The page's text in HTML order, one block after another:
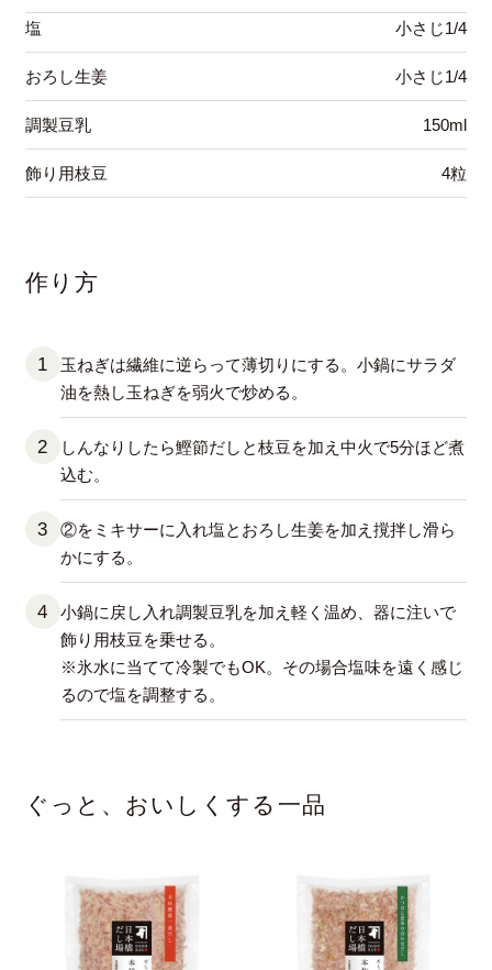
塩 小さじ1/4
おろし生姜 小さじ1/4
調製豆乳 150ml
飾り用枝豆 4粒
作り方
玉ねぎは繊維に逆らって薄切りにする。小鍋にサラダ
油を熱し玉ねぎを弱火で炒める。
しんなりしたら鰹節だしと枝豆を加え中火で5分ほど煮
込む。
②をミキサーに入れ塩とおろし生姜を加え撹拌し滑ら
かにする。
小鍋に戻し入れ調製豆乳を加え軽く温め、器に注いで
飾り用枝豆を乗せる。
※氷水に当てて冷製でもOK。その場合塩味を遠く感じ
るので塩を調整する。
ぐっと、おいしくする一品